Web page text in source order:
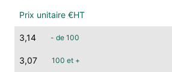
3,14 - de 100
3,07 100 et +